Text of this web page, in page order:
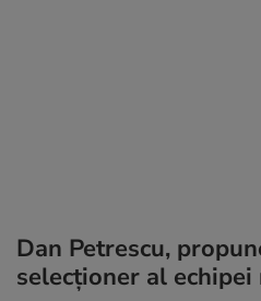
Dan Petrescu,
selecționer al